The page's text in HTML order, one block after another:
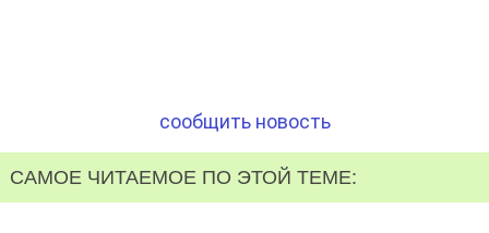
сообщить новость
САМОЕ ЧИТАЕМОЕ ПО ЭТОЙ ТЕМЕ: